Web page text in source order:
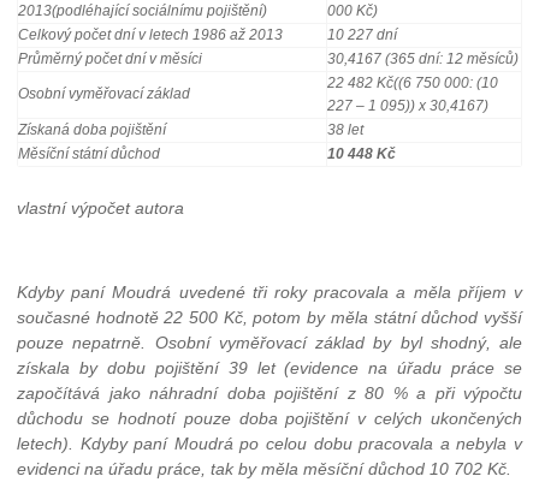
2013(podléhající sociálnímu pojištění)
000 Kč)
Celkový počet dní v letech 1986 až 2013
10 227 dní
Průměrný počet dní v měsíci
30,4167 (365 dní: 12 měsíců)
Osobní vyměřovací základ
22 482 Kč((6 750 000: (10
227 – 1 095)) x 30,4167)
Získaná doba pojištění
38 let
Měsíční státní důchod
10 448 Kč
vlastní výpočet autora
Kdyby paní Moudrá uvedené tři roky pracovala a měla příjem v
současné hodnotě 22 500 Kč, potom by měla státní důchod vyšší
pouze nepatrně. Osobní vyměřovací základ by byl shodný, ale
získala by dobu pojištění 39 let (evidence na úřadu práce se
započítává jako náhradní doba pojištění z 80 % a při výpočtu
důchodu se hodnotí pouze doba pojištění v celých ukončených
letech). Kdyby paní Moudrá po celou dobu pracovala a nebyla v
evidenci na úřadu práce, tak by měla měsíční důchod 10 702 Kč.